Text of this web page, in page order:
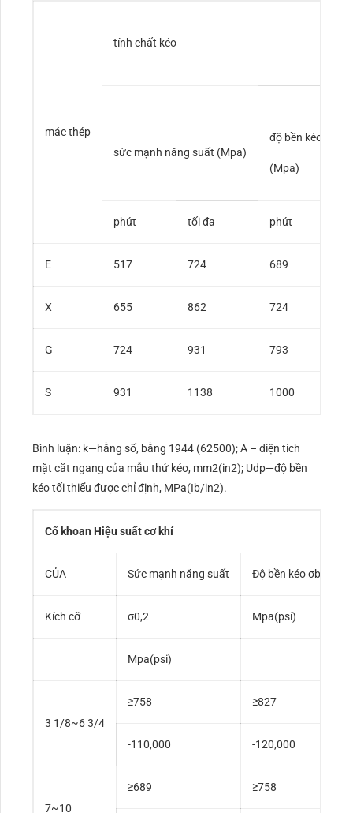
mác thép
tính chất kéo
sức mạnh năng suất (Mpa)
độ bền kéo
(Mpa)
phút tối đa phút
E 517 724 689
X 655 862 724
G 724 931 793
S 931 1138 1000
Bình luận: k—hằng số, bằng 1944 (62500); A – diện tích
mặt cắt ngang của mẫu thử kéo, mm2(in2); Udp—độ bền
kéo tối thiểu được chỉ định, MPa(Ib/in2).
Cổ khoan Hiệu suất cơ khí
CỦA Sức mạnh năng suất Độ bền kéo σb
Kích cỡ σ0,2 Mpa(psi)
Mpa(psi)
3 1/8~6 3/4
≥758
≥827
-110,000
-120,000
7~10
≥689
≥758